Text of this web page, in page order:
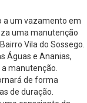
a um vazamento em
uma manutenção
Vila do Sossego.
Águas e Ananias,
manutenção.
de forma
de duração.